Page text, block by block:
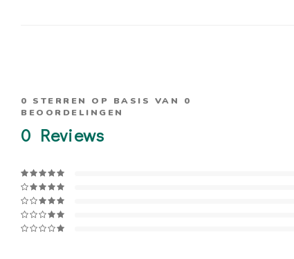
0 STERREN OP BASIS VAN 0
BEOORDELINGEN
0 Reviews